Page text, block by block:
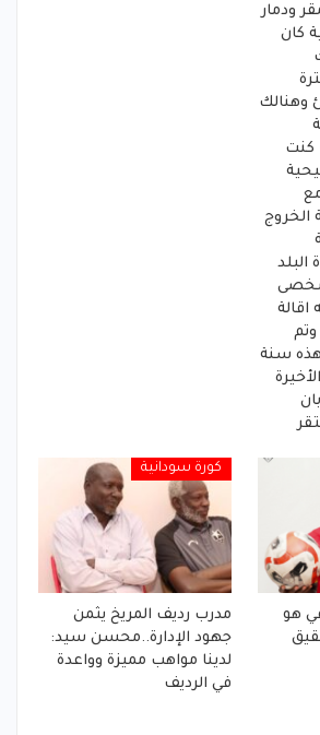
بالمقر ودمار
كان
وهنالك
كنت
الخروج
البلد
اقالة
سنة
هو
كورة سودانية
مدرب رديف المريخ يثمن
جهود الإدارة..محسن سيد:
لدينا مواهب مميزة وواعدة
في الرديف